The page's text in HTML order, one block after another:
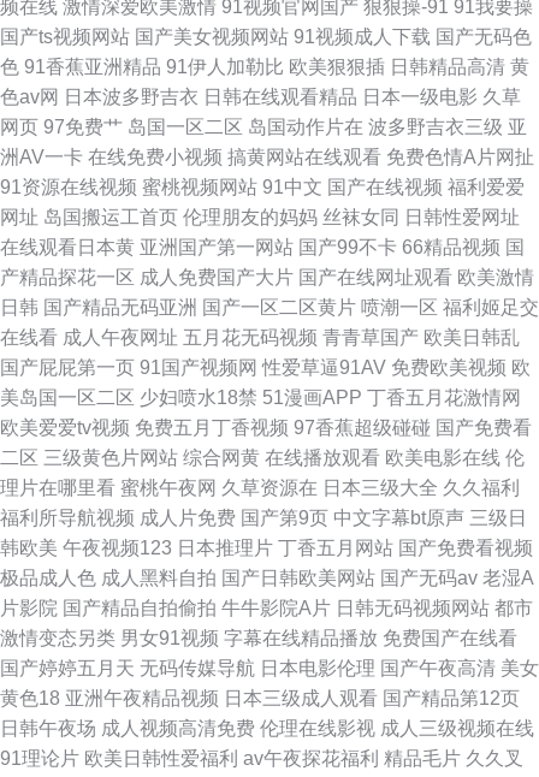
频在线 激情深爱欧美激情 91视频官网国产 狠狠操-91 91我要操
国产ts视频网站 国产美女视频网站 91视频成人下载 国产无码色
色 91香蕉亚洲精品 91伊人加勒比 欧美狠狠插 日韩精品高清 黄
色av网 日本波多野吉衣 日韩在线观看精品 日本一级电影 久草
网页 97免费艹 岛国一区二区 岛国动作片在 波多野吉衣三级 亚
洲AV一卡 在线免费小视频 搞黄网站在线观看 免费色情A片网扯
91资源在线视频 蜜桃视频网站 91中文 国产在线视频 福利爱爱
网址 岛国搬运工首页 伦理朋友的妈妈 丝袜女同 日韩性爱网址
在线观看日本黄 亚洲国产第一网站 国产99不卡 66精品视频 国
产精品探花一区 成人免费国产大片 国产在线网址观看 欧美激情
日韩 国产精品无码亚洲 国产一区二区黄片 喷潮一区 福利姬足交
在线看 成人午夜网址 五月花无码视频 青青草国产 欧美日韩乱
国产屁屁第一页 91国产视频网 性爱草逼91AV 免费欧美视频 欧
美岛国一区二区 少妇喷水18禁 51漫画APP 丁香五月花激情网
欧美爱爱tv视频 免费五月丁香视频 97香蕉超级碰碰 国产免费看
二区 三级黄色片网站 综合网黄 在线播放观看 欧美电影在线 伦
理片在哪里看 蜜桃午夜网 久草资源在 日本三级大全 久久福利
福利所导航视频 成人片免费 国产第9页 中文字幕bt原声 三级日
韩欧美 午夜视频123 日本推理片 丁香五月网站 国产免费看视频
极品成人色 成人黑料自拍 国产日韩欧美网站 国产无码av 老湿A
片影院 国产精品自拍偷拍 牛牛影院A片 日韩无码视频网站 都市
激情变态另类 男女91视频 字幕在线精品播放 免费国产在线看
国产婷婷五月天 无码传媒导航 日本电影伦理 国产午夜高清 美女
黄色18 亚洲午夜精品视频 日本三级成人观看 国产精品第12页
日韩午夜场 成人视频高清免费 伦理在线影视 成人三级视频在线
91理论片 欧美日韩性爱福利 av午夜探花福利 精品毛片 久久叉